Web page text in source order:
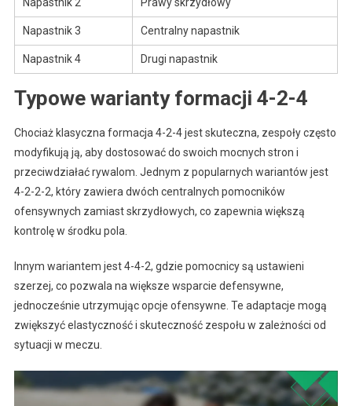
Napastnik 2 Prawy skrzydłowy
Napastnik 3 Centralny napastnik
Napastnik 4 Drugi napastnik
Typowe warianty formacji 4-2-4
Chociaż klasyczna formacja 4-2-4 jest skuteczna, zespoły często
modyfikują ją, aby dostosować do swoich mocnych stron i
przeciwdziałać rywalom. Jednym z popularnych wariantów jest
4-2-2-2, który zawiera dwóch centralnych pomocników
ofensywnych zamiast skrzydłowych, co zapewnia większą
kontrolę w środku pola.
Innym wariantem jest 4-4-2, gdzie pomocnicy są ustawieni
szerzej, co pozwala na większe wsparcie defensywne,
jednocześnie utrzymując opcje ofensywne. Te adaptacje mogą
zwiększyć elastyczność i skuteczność zespołu w zależności od
sytuacji w meczu.